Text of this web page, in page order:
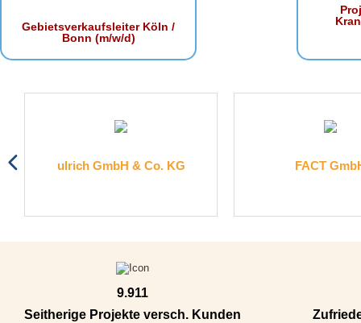
Gebietsverkaufsleiter Köln /
Bonn (m/w/d)
ulrich GmbH & Co. KG FACT GmbH
9.911
Seitherige Projekte versch. Kunden